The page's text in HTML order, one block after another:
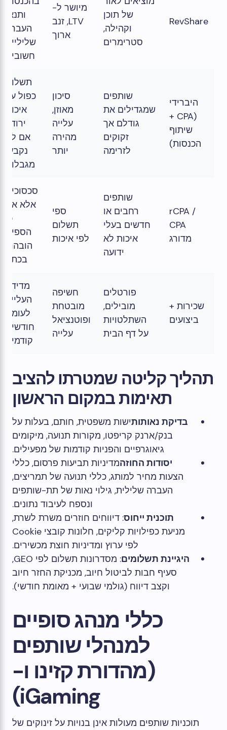
RevShare
של תוכן
וקהילה,
סטרימרים
מיושר ל-
LTV, זנב
ארוך
ותנאי
העברה
שליליים
חשובים
היברידי
(CPA +
שיתוף
הכנסות)
שותפים
שמגדילים את
גודלם אך
זקוקים
לזרימה
סיכון
מאוזן,
עלייה
מהירה
יותר
תשלום
כפול על
איכות
ירודה
אם לא
נקבעו
מגבלות
rCPA /
CPA
מדורג
שותפים
רחבים או
חדשים בעלי
איכות לא
ידועה
ספי
תשלום
לפי איכות
סכסוכים
אלא אם
כן
הספים
הובהרו
בכתב
שכירות +
ביצועים
פורטלים
מובילים,
השתלטויות
על דף הבית
חשיפה
מובטחת
ופוטנציאל
עלייה
מדידת
העלייה
לעומת
חודשים
קודמים
תהליך קליטה שמטרתו להציב
תאימות במקום הראשון
בדיקת נאותותישות משפטית, חותם, בעלות על
בנק/ארנק קריפטו, מקורות תנועה, מיקומים
גיאוגרפיים והפניות קודמות של מפעילים.
יסודות החוזהמדיניות תביעות פרסום, כללי
הצעות מחיר למותג, כללי תנועה של תמריצים,
העברה שלילית, גילוי נאות של תת-שותפים
ונספח לעיבוד נתונים.
תוכנית ייחוס: דיווחים חוזרים משרת לשרת,
מניעת כפילויות קליקים, חלונות קובצי Cookie
לפי ערוץ ומדיניות חוצת מכשירים.
היגיינת תשלומים
: מסדרונות תשלום לפי GEO,
סעיף חבות לביטול חיוב, מכניקת החזר חיוב
וקצב דיווח (גולמי שבועי + מאומת חודשי).
כללי מנהג סופיים
למנהלי שותפים
(מהדורת קזינו ו-
iGaming)
תוכניות שותפים מעולות אינן בנויות על זינוקים של